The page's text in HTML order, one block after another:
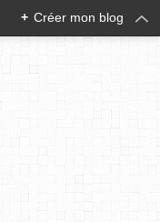
+ Créer mon blog